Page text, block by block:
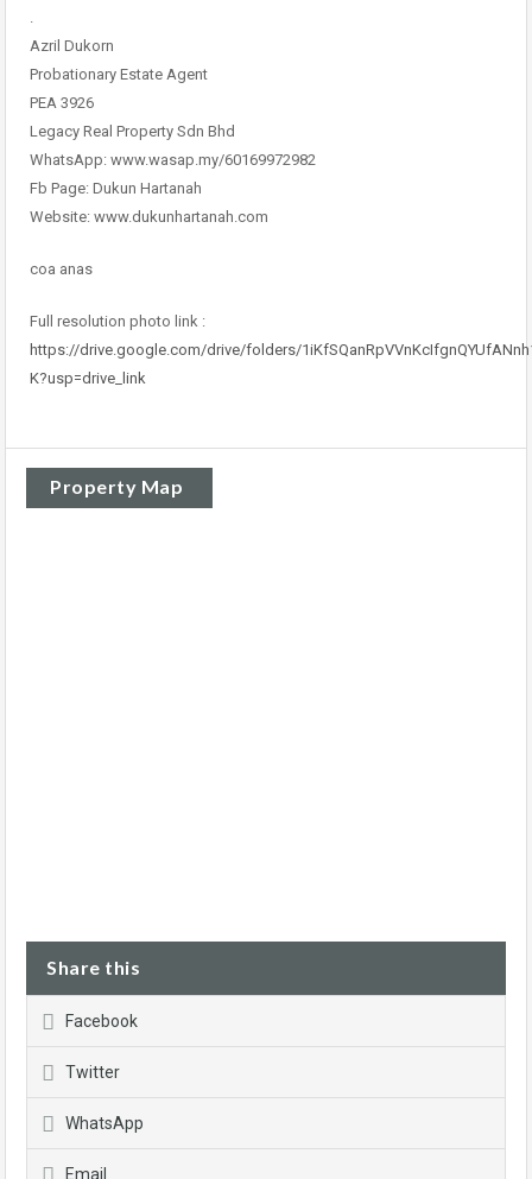
.
Azril Dukorn
Probationary Estate Agent
PEA 3926
Legacy Real Property Sdn Bhd
WhatsApp: www.wasap.my/60169972982
Fb Page: Dukun Hartanah
Website: www.dukunhartanah.com
coa anas
Full resolution photo link :
https://drive.google.com/drive/folders/
K?usp=drive_link
Property Map
Share this
Facebook
Twitter
WhatsApp
Email